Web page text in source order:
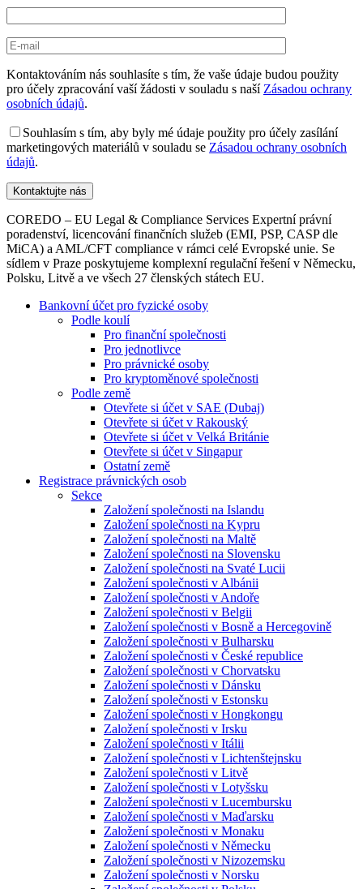
Kontaktováním nás souhlasíte s tím, že vaše údaje budou použity
pro účely zpracování vaší žádosti v souladu s naší Zásadou ochrany
osobních údajů.
Souhlasím s tím, aby byly mé údaje použity pro účely zasílání
marketingových materiálů v souladu se Zásadou ochrany osobních
údajů.
COREDO – EU Legal & Compliance Services Expertní právní
poradenství, licencování finančních služeb (EMI, PSP, CASP dle
MiCA) a AML/CFT compliance v rámci celé Evropské unie. Se
sídlem v Praze poskytujeme komplexní regulační řešení v Německu,
Polsku, Litvě a ve všech 27 členských státech EU.
Bankovní účet pro fyzické osoby
Podle koulí
Pro finanční společnosti
Pro jednotlivce
Pro právnické osoby
Pro kryptoměnové společnosti
Podle země
Otevřete si účet v SAE (Dubaj)
Otevřete si účet v Rakouský
Otevřete si účet v Velká Británie
Otevřete si účet v Singapur
Ostatní země
Registrace právnických osob
Sekce
Založení společnosti na Islandu
Založení společnosti na Kypru
Založení společnosti na Maltě
Založení společnosti na Slovensku
Založení společnosti na Svaté Lucii
Založení společnosti v Albánii
Založení společnosti v Andoře
Založení společnosti v Belgii
Založení společnosti v Bosně a Hercegovině
Založení společnosti v Bulharsku
Založení společnosti v České republice
Založení společnosti v Chorvatsku
Založení společnosti v Dánsku
Založení společnosti v Estonsku
Založení společnosti v Hongkongu
Založení společnosti v Irsku
Založení společnosti v Itálii
Založení společnosti v Lichtenštejnsku
Založení společnosti v Litvě
Založení společnosti v Lotyšsku
Založení společnosti v Lucembursku
Založení společnosti v Maďarsku
Založení společnosti v Monaku
Založení společnosti v Německu
Založení společnosti v Nizozemsku
Založení společnosti v Norsku